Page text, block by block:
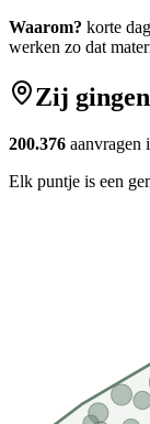
Waarom? korte
werken zo dat
Zij
200.376 aanvragen
Elk puntje is een